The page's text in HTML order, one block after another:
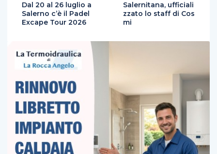
Dal 20 al 26 luglio a
Salerno c’è il Padel
Excape Tour 2026
Salernitana, ufficiali
zzato lo staff di Cos
mi